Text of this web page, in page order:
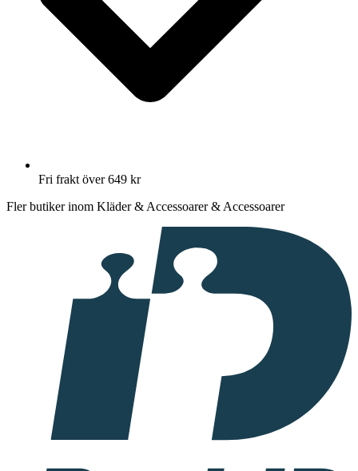
Fri frakt över 649 kr
Fler butiker inom Kläder & Accessoarer & Accessoarer